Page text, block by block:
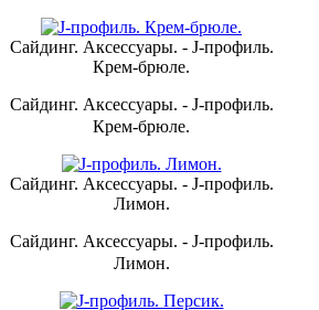
Сайдинг. Аксессуары. - J-профиль.
Крем-брюле.
Сайдинг. Аксессуары. - J-профиль.
Крем-брюле.
Сайдинг. Аксессуары. - J-профиль.
Лимон.
Сайдинг. Аксессуары. - J-профиль.
Лимон.